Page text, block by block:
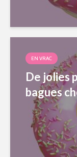
EN VRAC
De jolies
bagues